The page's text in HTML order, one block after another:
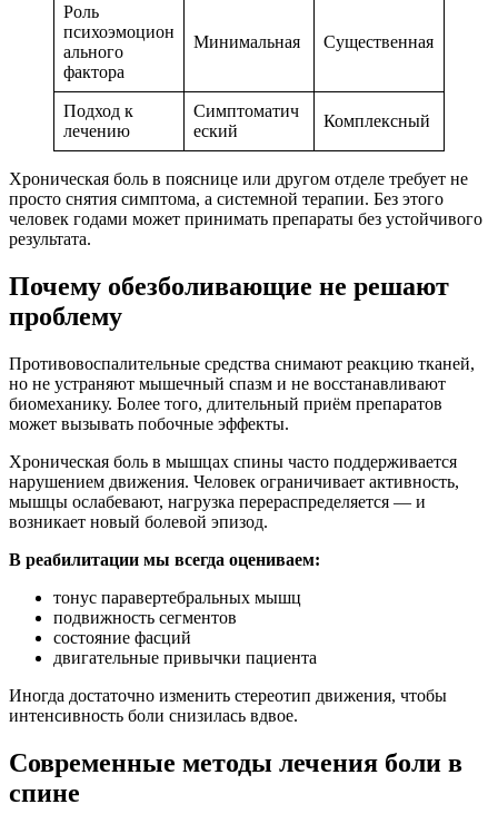
Роль
психоэмоцион
ального
фактора
Минимальная Существенная
Подход к
лечению
Симптоматич
еский
Комплексный
Хроническая боль в пояснице или другом отделе требует не
просто снятия симптома, а системной терапии. Без этого
человек годами может принимать препараты без устойчивого
результата.
Почему обезболивающие не решают
проблему
Противовоспалительные средства снимают реакцию тканей,
но не устраняют мышечный спазм и не восстанавливают
биомеханику. Более того, длительный приём препаратов
может вызывать побочные эффекты.
Хроническая боль в мышцах спины часто поддерживается
нарушением движения. Человек ограничивает активность,
мышцы ослабевают, нагрузка перераспределяется — и
возникает новый болевой эпизод.
В реабилитации мы всегда оцениваем:
тонус паравертебральных мышц
подвижность сегментов
состояние фасций
двигательные привычки пациента
Иногда достаточно изменить стереотип движения, чтобы
интенсивность боли снизилась вдвое.
Современные методы лечения боли в
спине